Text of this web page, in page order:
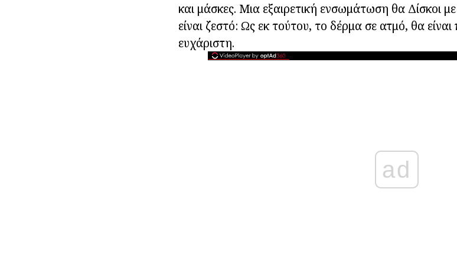
και μάσκες. Μια εξαιρετική ενσωμάτωση θα Δίσκοι
είναι ζεστό: Ως εκ τούτου, το δέρμα σε ατμό, θα
ευχάριστη.
ad